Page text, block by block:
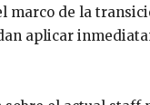
marco de la
aplicar